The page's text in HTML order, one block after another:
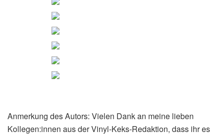
Anmerkung des Autors: Vielen Dank an meine lieben
Kollegen:innen aus der Vinyl-Keks-Redaktion, dass ihr es